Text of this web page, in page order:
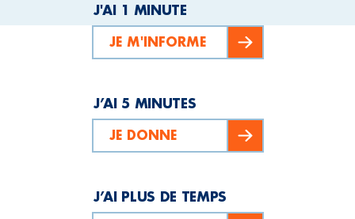
J'AI 1 MINUTE
JE M'INFORME
J’AI 5 MINUTES
JE DONNE
J’AI PLUS DE TEMPS